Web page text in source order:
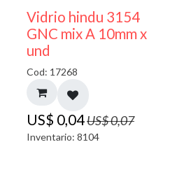
40% DESCUENTO
Vidrio hindu 3154
GNC mix A 10mm x
und
Cod: 17268
US$ 0,04US$0,07
Inventario: 8104